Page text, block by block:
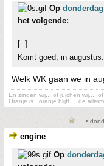
Op
het volgende:
[..]
Komt goed, in
Welk WK gaan we in
En zingen wij....of juichen
Oranje is...oranje blijft.....de
•
engine
Op